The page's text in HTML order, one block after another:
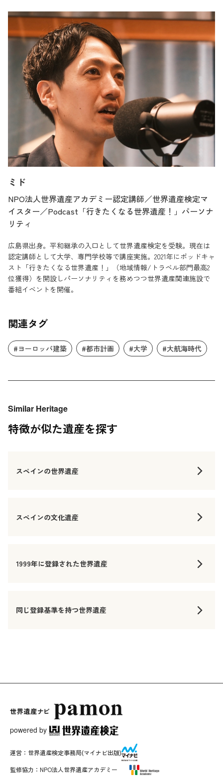
ミド
NPO法人世界遺産アカデミー認定講師／世界遺産検定マ
イスター／Podcast「行きたくなる世界遺産！」パーソナ
リティ
広島県出身。平和継承の入口として世界遺産検定を受験。現在は
認定講師として大学、専門学校等で講座実施。2021年にポッドキャ
スト「行きたくなる世界遺産！」（地域情報/トラベル部門最高2
位獲得）を開設しパーソナリティを務めつつ世界遺産関連施設で
番組イベントを開催。
関連タグ
#ヨーロッパ建築 #都市計画 #大学 #大航海時代
Similar Heritage
特徴が似た遺産を探す
スペインの世界遺産
スペインの文化遺産
1999年に登録された世界遺産
同じ登録基準を持つ世界遺産
powered by
運営： 世界遺産検定事務局(マイナビ出版)
監修協力： NPO法人世界遺産アカデミー